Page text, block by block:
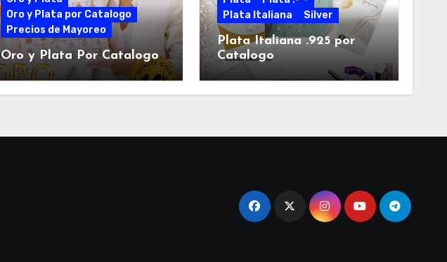
Oro y Plata por Catalogo
Precios de Mayoreo
Oro y Plata Por Catalogo
Plata Italiana
Silver
Plata Italiana .925 por
Catalogo